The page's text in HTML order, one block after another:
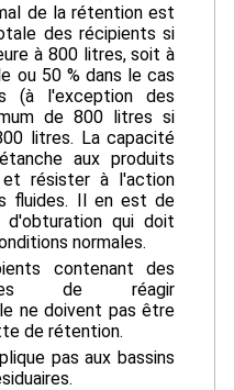
de la rétention est
des récipients si
à 800 litres, soit à
ou 50 % dans le cas
(à l'exception des
de 800 litres si
litres. La capacité
aux produits
et résister à l'action
fluides. Il en est de
qui doit
normales.
contenant des
de réagir
ne doivent pas être
de rétention.
pas aux bassins